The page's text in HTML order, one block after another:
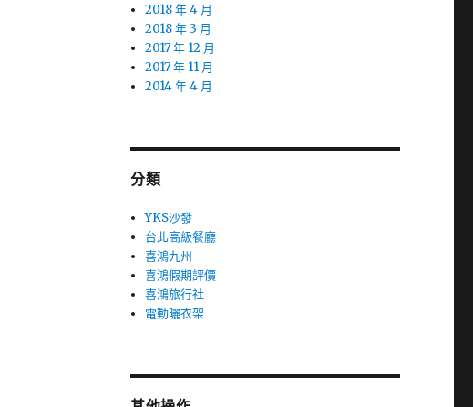
2018 年 4 月
2018 年 3 月
2017 年 12 月
2017 年 11 月
2014 年 4 月
分類
YKS沙發
台北高級餐廳
喜鴻九州
喜鴻假期評價
喜鴻旅行社
電動曬衣架